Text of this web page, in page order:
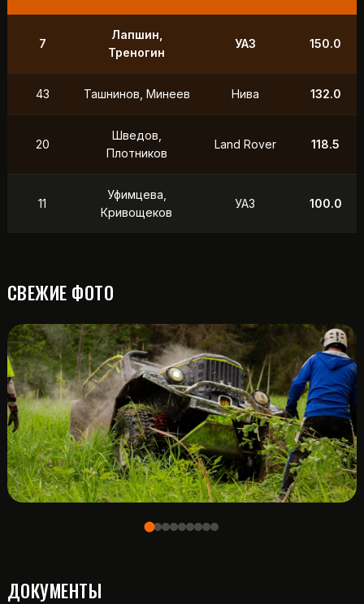
7
Лапшин,
Треногин
УАЗ 150.0
43 Ташнинов, Минеев Нива 132.0
20
Шведов,
Плотников
Land Rover 118.5
11
Уфимцева,
Кривощеков
УАЗ 100.0
СВЕЖИЕ ФОТО
ДОКУМЕНТЫ